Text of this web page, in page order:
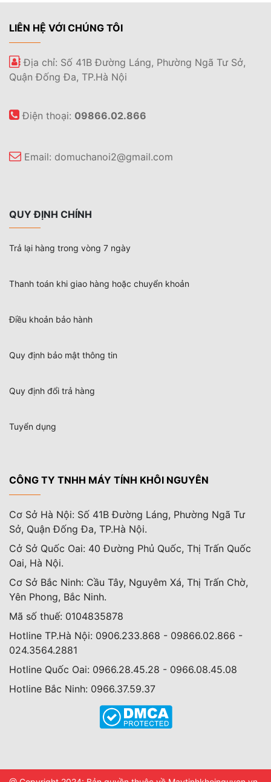
LIÊN HỆ VỚI CHÚNG TÔI
Địa chỉ: Số 41B Đường Láng, Phường Ngã Tư Sở,
Quận Đống Đa, TP.Hà Nội
Điện thoại: 09866.02.866
Email: domuchanoi2@gmail.com
QUY ĐỊNH CHÍNH
Trả lại hàng trong vòng 7 ngày
Thanh toán khi giao hàng hoặc chuyển khoản
Điều khoản bảo hành
Quy định bảo mật thông tin
Quy định đổi trả hàng
Tuyển dụng
CÔNG TY TNHH MÁY TÍNH KHÔI NGUYÊN
Cơ Sở Hà Nội: Số 41B Đường Láng, Phường Ngã Tư
Sở, Quận Đống Đa, TP.Hà Nội.
Cở Sở Quốc Oai: 40 Đường Phủ Quốc, Thị Trấn Quốc
Oai, Hà Nội.
Cơ Sở Bắc Ninh: Cầu Tây, Nguyêm Xá, Thị Trấn Chờ,
Yên Phong, Bắc Ninh.
Mã số thuế: 0104835878
Hotline TP.Hà Nội: 0906.233.868 - 09866.02.866 -
024.3564.2881
Hotline Quốc Oai: 0966.28.45.28 - 0966.08.45.08
Hotline Bắc Ninh: 0966.37.59.37